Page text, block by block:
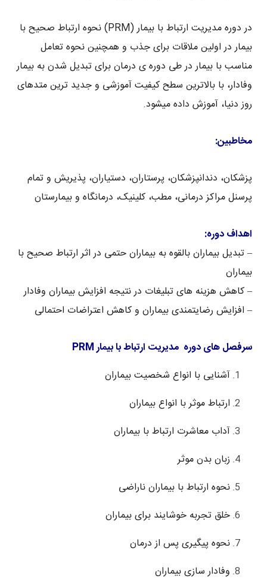
در دوره مدیریت ارتباط با بیمار (PRM) نحوه ارتباط صحیح با
بیمار در اولین ملاقات برای جذب و همچنین نحوه تعامل
مناسب با بیمار در طی دوره ی درمان برای تبدیل شدن به بیمار
وفادار، با بالاترین سطح کیفیت آموزشی و جدید ترین متدهای
روز دنیا، آموزش داده میشود.
مخاطبین:
پزشکان، دندانپزشکان، پرستاران، دستیاران، پذیریش و تمام
پرسنل مراکز درمانی، مطب، کلینیک، درمانگاه و بیمارستان
اهداف دوره:
– تبدیل بیماران بالقوه به بیماران حتمی در اثر ارتباط صحیح با
بیماران
– کاهش هزینه های تبلیغات در نتیجه افزایش بیماران وفادار
– افزایش رضایتمندی بیماران و کاهش اعتراضات احتمالی
سرفصل های دوره مدیریت ارتباط با بیمار PRM
آشنایی با انواع شخصیت بیماران
ارتباط موثر با انواع بیماران
آداب معاشرت ارتباط با بیماران
زبان بدن موثر
نحوه ارتباط با بیماران ناراضی
خلق تجربه خوشایند برای بیماران
نحوه پیگیری پس از درمان
وفادار سازی بیماران